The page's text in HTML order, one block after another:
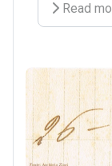
Read